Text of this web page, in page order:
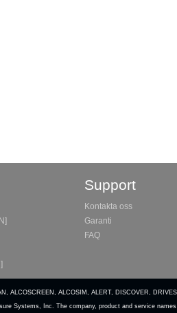
Support
Kontakta oss
Garanti
FAQ
ALCOSCREEN, ALCOSIM, ALERT, DISCOVER,
Systems, Inc. The company, product and service